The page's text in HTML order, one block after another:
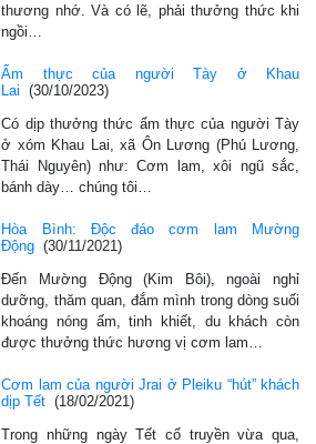
thương nhớ. Và có lẽ, phải thưởng thức khi
ngồi…
Ẩm thực của người Tày ở Khau
Lai
(30/10/2023)
Có dịp thưởng thức ẩm thực của người Tày
ở xóm Khau Lai, xã Ôn Lương (Phú Lương,
Thái Nguyên) như: Cơm lam, xôi ngũ sắc,
bánh dày… chúng tôi…
Hòa Bình: Độc đáo cơm lam Mường
Động (30/11/2021)
Đến Mường Động (Kim Bôi), ngoài nghỉ
dưỡng, thăm quan, đắm mình trong dòng suối
khoáng nóng ấm, tinh khiết, du khách còn
được thưởng thức hương vị cơm lam…
Cơm lam của người Jrai ở Pleiku “hút” khách
dịp Tết (18/02/2021)
Trong những ngày Tết cổ truyền vừa qua,